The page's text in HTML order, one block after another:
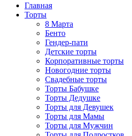
Главная
Торты
8 Марта
Бенто
Гендер-пати
Детские торты
Корпоративные торты
Новогодние торты
Свадебные торты
Торты Бабушке
Торты Дедушке
Торты для Девушек
Торты для Мамы
Торты для Мужчин